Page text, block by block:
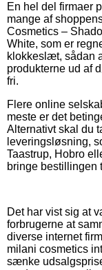
En hel del firmaer
mange af
Cosmetics –
White, som er
klokkeslæt, sådan
produkterne ud af
fri.
Flere online
meste er det
Alternativt skal du
leveringsløsning,
Taastrup, Hobro
bringe bestillingen
Det har vist sig at
forbrugerne at
diverse internet
milani cosmetics
sænke